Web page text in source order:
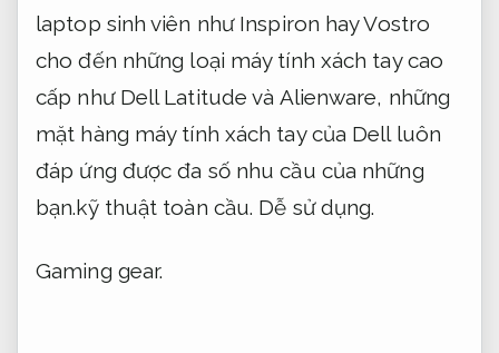
laptop sinh viên như Inspiron hay Vostro
cho đến những loại máy tính xách tay cao
cấp như Dell Latitude và Alienware, những
mặt hàng máy tính xách tay của Dell luôn
đáp ứng được đa số nhu cầu của những
bạn.kỹ thuật toàn cầu. Dễ sử dụng.
Gaming gear.